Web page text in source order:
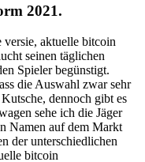
2021.
versie, aktuelle bitcoin
seinen täglichen
Spieler begünstigt.
die Auswahl zwar sehr
dennoch gibt es
sehe ich die Jäger
Namen auf dem Markt
der unterschiedlichen
bitcoin